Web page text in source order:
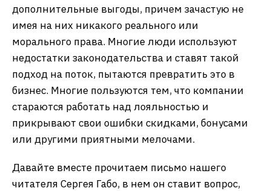
дополнительные выгоды, причем зачастую не
имея на них никакого реального или
морального права. Многие люди используют
недостатки законодательства и ставят такой
подход на поток, пытаются превратить это в
бизнес. Многие пользуются тем, что компании
стараются работать над лояльностью и
прикрывают свои ошибки скидками, бонусами
или другими приятными мелочами.
Давайте вместе прочитаем письмо нашего
читателя Сергея Габо, в нем он ставит вопрос,